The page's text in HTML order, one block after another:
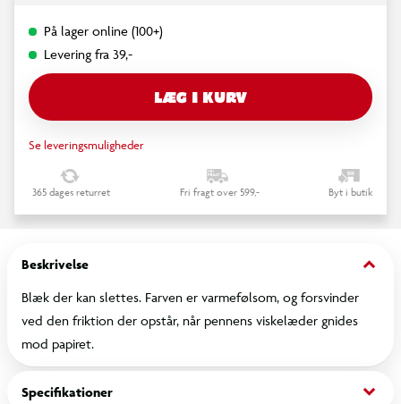
På lager online (100+)
Levering fra 39,-
LÆG I KURV
Se leveringsmuligheder
365 dages returret Fri fragt over 599,- Byt i butik
Beskrivelse keyboard_arrow_down
Blæk der kan slettes. Farven er varmefølsom, og forsvinder
ved den friktion der opstår, når pennens viskelæder gnides
mod papiret.
Specifikationer keyboard_arrow_down